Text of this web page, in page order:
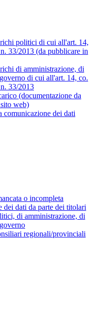
politici di cui all'art. 14,
33/2013 (da pubblicare in
di amministrazione, di
di cui all'art. 14, co.
33/2013
(documentazione da
web)
comunicazione dei dati
o incompleta
dei dati da parte dei titolari
di amministrazione, di
regionali/provinciali